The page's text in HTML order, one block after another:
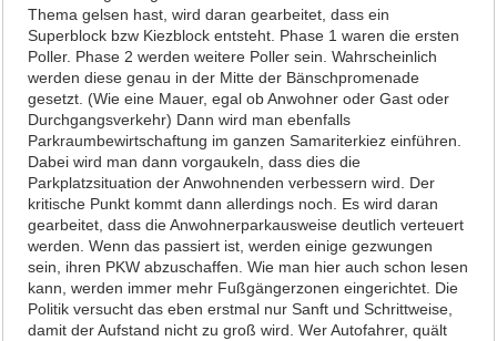
Thema gelsen hast, wird daran gearbeitet, dass ein
Superblock bzw Kiezblock entsteht. Phase 1 waren die ersten
Poller. Phase 2 werden weitere Poller sein. Wahrscheinlich
werden diese genau in der Mitte der Bänschpromenade
gesetzt. (Wie eine Mauer, egal ob Anwohner oder Gast oder
Durchgangsverkehr) Dann wird man ebenfalls
Parkraumbewirtschaftung im ganzen Samariterkiez einführen.
Dabei wird man dann vorgaukeln, dass dies die
Parkplatzsituation der Anwohnenden verbessern wird. Der
kritische Punkt kommt dann allerdings noch. Es wird daran
gearbeitet, dass die Anwohnerparkausweise deutlich verteuert
werden. Wenn das passiert ist, werden einige gezwungen
sein, ihren PKW abzuschaffen. Wie man hier auch schon lesen
kann, werden immer mehr Fußgängerzonen eingerichtet. Die
Politik versucht das eben erstmal nur Sanft und Schrittweise,
damit der Aufstand nicht zu groß wird. Wer Autofahrer, quält